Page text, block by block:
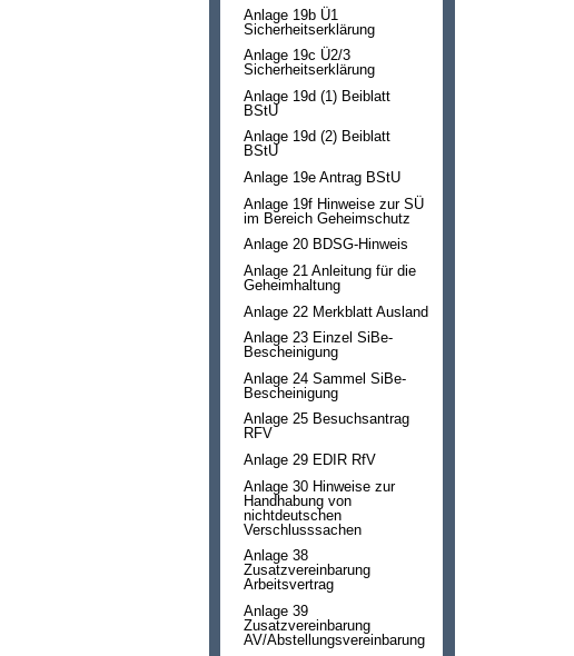
Anlage 19b Ü1
Sicherheitserklärung
Anlage 19c Ü2/3
Sicherheitserklärung
Anlage 19d (1) Beiblatt
BStU
Anlage 19d (2) Beiblatt
BStU
Anlage 19e Antrag BStU
Anlage 19f Hinweise zur SÜ
im Bereich Geheimschutz
Anlage 20 BDSG-Hinweis
Anlage 21 Anleitung für die
Geheimhaltung
Anlage 22 Merkblatt Ausland
Anlage 23 Einzel SiBe-
Bescheinigung
Anlage 24 Sammel SiBe-
Bescheinigung
Anlage 25 Besuchsantrag
RFV
Anlage 29 EDIR RfV
Anlage 30 Hinweise zur
Handhabung von
nichtdeutschen
Verschlusssachen
Anlage 38
Zusatzvereinbarung
Arbeitsvertrag
Anlage 39
Zusatzvereinbarung
AV/Abstellungsvereinbarung